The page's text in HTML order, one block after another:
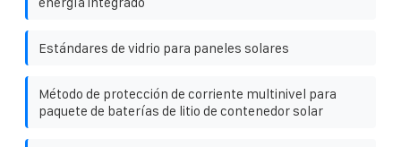
Estándares de vidrio para paneles solares
Método de protección de corriente multinivel para
paquete de baterías de litio de contenedor solar